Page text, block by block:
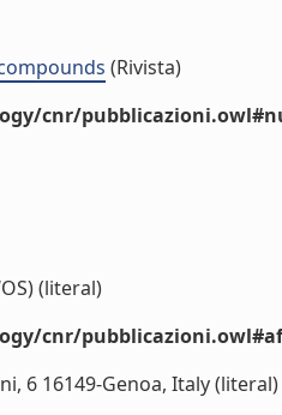
(Rivista)
cnr/
(literal)
cnr/
6 16149-Genoa, Italy (literal)